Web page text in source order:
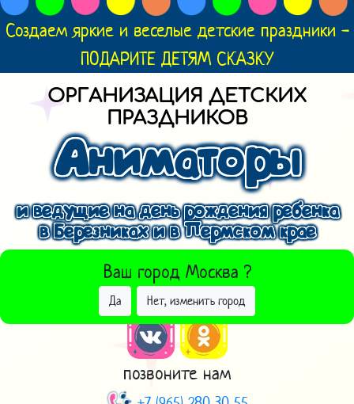
Создаем яркие и веселые детские праздники -
ПОДАРИТЕ ДЕТЯМ СКАЗКУ
ОРГАНИЗАЦИЯ ДЕТСКИХ
ПРАЗДНИКОВ
Аниматоры
и ведущие на день рождения ребенка
в Березниках и в Пермском крае
Ваш город Москва ?
Да Нет, изменить город
ВЫБРАТЬ ДРУГОЙ ГОРОД
позвоните нам